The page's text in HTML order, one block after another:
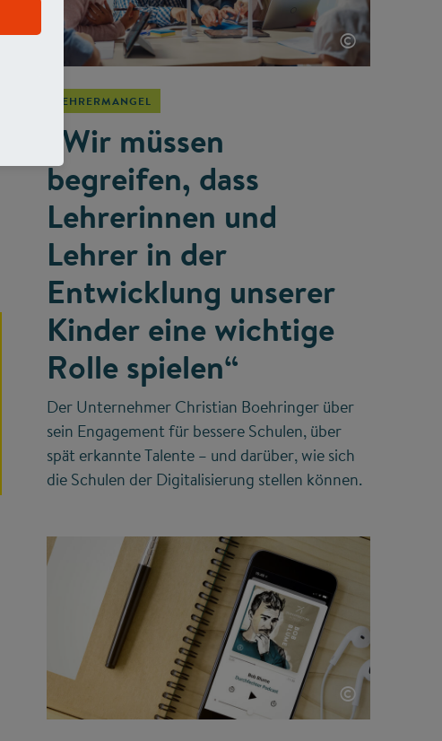
©
LEHRERMANGEL
„Wir müssen
begreifen, dass
Lehrerinnen und
Lehrer in der
Entwicklung unserer
Kinder eine wichtige
Rolle spielen“
Der Unternehmer Christian Boehringer über
sein Engagement für bessere Schulen, über
spät erkannte Talente – und darüber, wie sich
die Schulen der Digitalisierung stellen können.
©